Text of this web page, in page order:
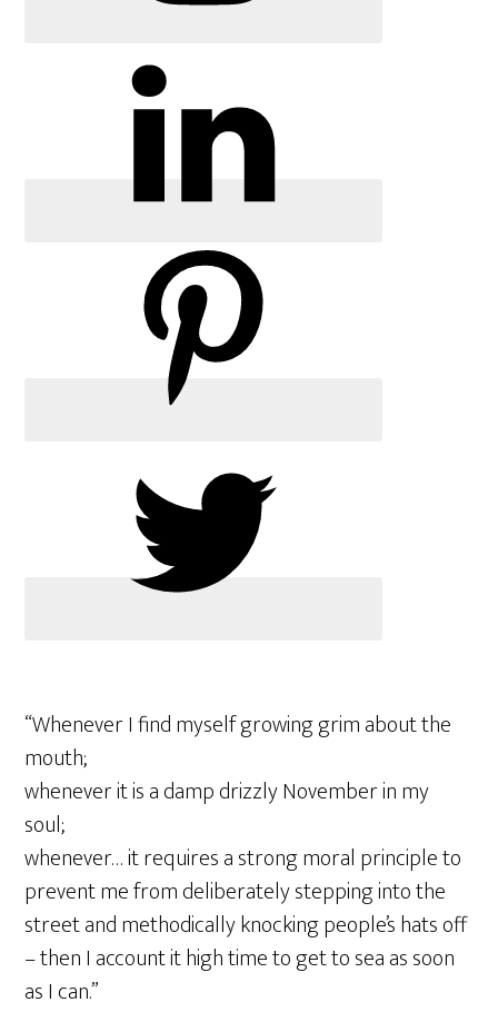
“Whenever I find myself growing grim about the
mouth;
whenever it is a damp drizzly November in my
soul;
whenever… it requires a strong moral principle to
prevent me from deliberately stepping into the
street and methodically knocking people’s hats off
– then I account it high time to get to sea as soon
as I can.”